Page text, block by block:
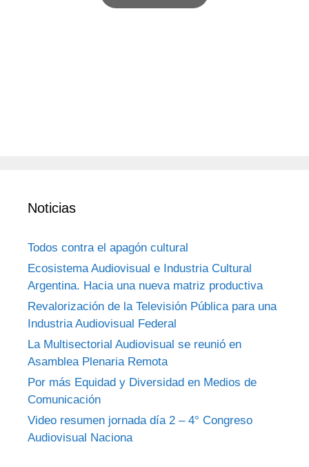
Noticias
Todos contra el apagón cultural
Ecosistema Audiovisual e Industria Cultural
Argentina. Hacia una nueva matriz productiva
Revalorización de la Televisión Pública para una
Industria Audiovisual Federal
La Multisectorial Audiovisual se reunió en
Asamblea Plenaria Remota
Por más Equidad y Diversidad en Medios de
Comunicación
Video resumen jornada día 2 – 4° Congreso
Audiovisual Naciona